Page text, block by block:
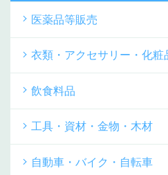
医薬品等販売
衣類・アクセサリー・化粧
飲食料品
工具・資材・金物・木材
自動車・バイク・自転車